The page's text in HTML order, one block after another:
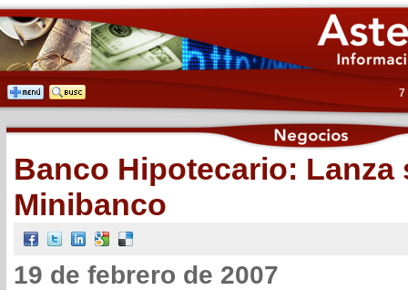
7
Banco Hipotecario: Lanza
Minibanco
19 de febrero de 2007